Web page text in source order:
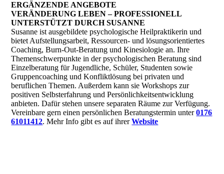
ERGÄNZENDE ANGEBOTE
VERÄNDERUNG LEBEN – PROFESSIONELL
UNTERSTÜTZT DURCH SUSANNE
Susanne ist ausgebildete psychologische Heilpraktikerin und
bietet Aufstellungsarbeit, Ressourcen- und lösungsorientiertes
Coaching, Burn-Out-Beratung und Kinesiologie an. Ihre
Themenschwerpunkte in der psychologischen Beratung sind
Einzelberatung für Jugendliche, Schüler, Studenten sowie
Gruppencoaching und Konfliktlösung bei privaten und
beruflichen Themen. Außerdem kann sie Workshops zur
positiven Selbsterfahrung und Persönlichkeitsentwicklung
anbieten. Dafür stehen unsere separaten Räume zur Verfügung.
Vereinbare gern einen persönlichen Beratungstermin unter0176
61011412. Mehr Info gibt es auf ihrerWebsite